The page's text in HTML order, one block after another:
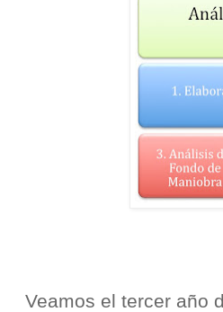
Veamos el tercer año